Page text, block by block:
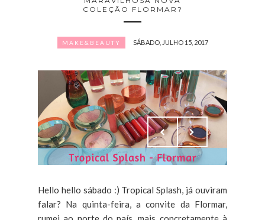
COLEÇÃO FLORMAR?
MAKE&BEAUTY SÁBADO, JULHO 15, 2017
Hello hello sábado :) Tropical Splash, já ouviram
falar? Na quinta-feira, a convite da Flormar,